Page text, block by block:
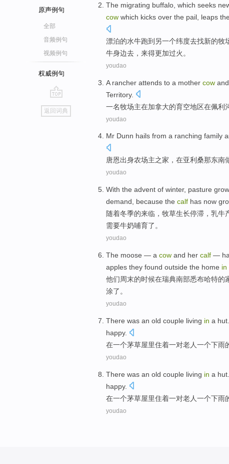
原声例句
全部
音频例句
视频例句
权威例句
go
top
返回词典
The migrating buffalo , which seeks
cow which kicks over the pail leaps the
漂泊的水牛跑到 另一个纬度去找新的牧
牛身边去，来得更加过火。
youdao
A rancher attends to a mother cow and
Territory.
一名牧场主在加拿大的育空地区在佩利
youdao
Mr Dunn hails from a ranching family
唐恩出身农场主之家 ， 在亚利桑那东南
youdao
With the advent of winter, pasture
demand
because the calf has now
随着冬季的来临 ， 牧草生长停滞 ， 乳牛
需要牛奶哺育了 。
youdao
The moose — a cow and her calf —
apples they found outside the home in
他们周末的时候在瑞典南部悉布哈特的
涂了。
youdao
There was an old couple living in a hut
happy.
在一个茅草屋里住着一对老人一个下雨
youdao
There was an old couple living in a hut
happy.
在一个茅草屋里住着一对老人一个下雨
youdao